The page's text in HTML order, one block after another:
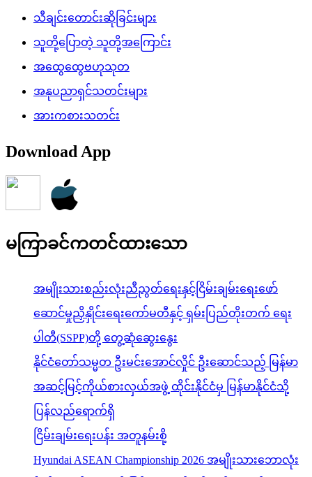
သီချင်းတောင်းဆိုခြင်းများ
သူတို့ပြောတဲ့ သူတို့အကြောင်း
အထွေထွေဗဟုသုတ
အနုပညာရှင်သတင်းများ
အားကစားသတင်း
Download App
မကြာခင်ကတင်ထားသော
အမျိုးသားစည်းလုံးညီညွတ်ရေးနှင့်ငြိမ်းချမ်းရေးဖော်
ဆောင်မှုညှိနှိုင်းရေးကော်မတီနှင့် ရှမ်းပြည်တိုးတက် ရေး
ပါတီ(SSPP)တို့ တွေ့ဆုံဆွေးနွေး
နိုင်ငံတော်သမ္မတ ဦးမင်းအောင်လှိုင် ဦးဆောင်သည့် မြန်မာ
အဆင့်မြင့်ကိုယ်စားလှယ်အဖွဲ့ ထိုင်းနိုင်ငံမှ မြန်မာနိုင်ငံသို့
ပြန်လည်ရောက်ရှိ
ငြိမ်းချမ်းရေးပန်း အတူနမ်းစို့
Hyundai ASEAN Championship 2026 အမျိုးသားဘောလုံး